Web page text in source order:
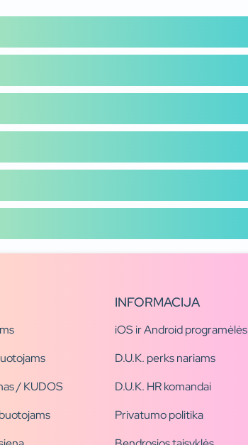
/ KUDOS
INFORMACIJA
iOS ir Android programėlės
D.U.K. perks nariams
D.U.K. HR komandai
Privatumo politika